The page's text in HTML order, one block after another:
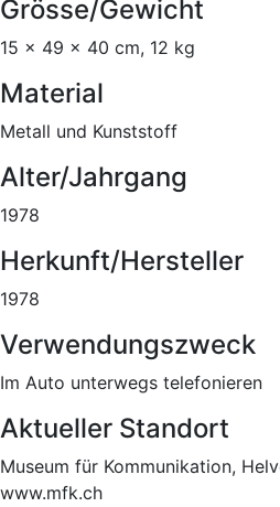
Grösse/Gewicht
15 x 49 x 40 cm, 12 kg
Material
Metall und Kunststoff
Alter/Jahrgang
1978
Herkunft/Hersteller
1978
Verwendungszweck
Im Auto unterwegs telefonieren
Aktueller Standort
Museum für Kommunikation,
www.mfk.ch